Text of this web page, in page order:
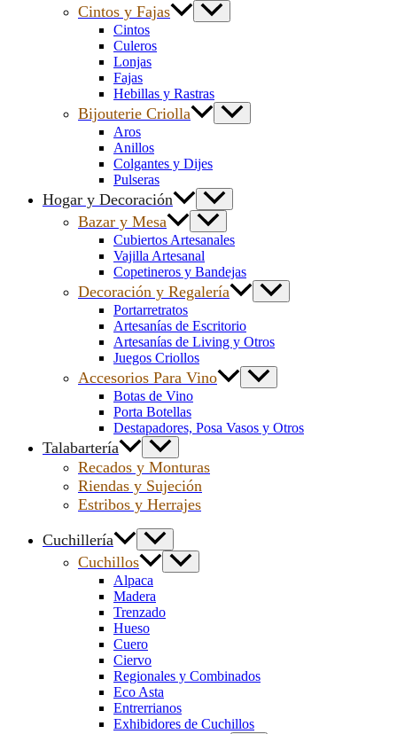
Cintos y Fajas
Cintos
Culeros
Lonjas
Fajas
Hebillas y Rastras
Bijouterie Criolla
Aros
Anillos
Colgantes y Dijes
Pulseras
Hogar y Decoración
Bazar y Mesa
Cubiertos Artesanales
Vajilla Artesanal
Copetineros y Bandejas
Decoración y Regalería
Portarretratos
Artesanías de Escritorio
Artesanías de Living y Otros
Juegos Criollos
Accesorios Para Vino
Botas de Vino
Porta Botellas
Destapadores, Posa Vasos y Otros
Talabartería
Recados y Monturas
Riendas y Sujeción
Estribos y Herrajes
Cuchillería
Cuchillos
Alpaca
Madera
Trenzado
Hueso
Cuero
Ciervo
Regionales y Combinados
Eco Asta
Entrerrianos
Exhibidores de Cuchillos